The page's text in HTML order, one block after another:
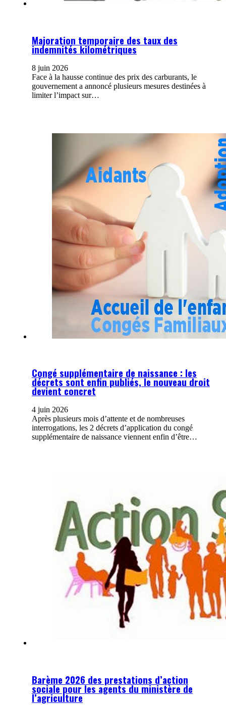
Majoration temporaire des taux des
indemnités kilométriques
8 juin 2026
Face à la hausse continue des prix des carburants, le
gouvernement a annoncé plusieurs mesures destinées à
limiter l’impact sur…
Congé supplémentaire de naissance : les
décrets sont enfin publiés, le nouveau droit
devient concret
4 juin 2026
Après plusieurs mois d’attente et de nombreuses
interrogations, les 2 décrets d’application du congé
supplémentaire de naissance viennent enfin d’être…
Barème 2026 des prestations d’action
sociale pour les agents du ministère de
l’agriculture